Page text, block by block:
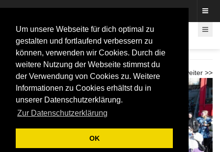
Um unsere Webseite für dich optimal zu
gestalten und fortlaufend verbessern zu
können, verwenden wir Cookies. Durch die
weitere Nutzung der Webseite stimmst du
der Verwendung von Cookies zu. Weitere
Informationen zu Cookies erhältst du in
unserer Datenschutzerklärung.
Zur Datenschutzerklärung
OK
LiKüRa Karnevalzug 2026
weiter >>
<< zurück